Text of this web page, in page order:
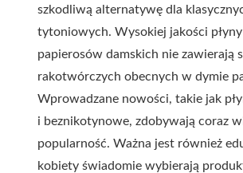
szkodliwą alternatywę dla
tytoniowych. Wysokiej jakości
papierosów damskich nie zawierają
rakotwórczych obecnych w dymie
Wprowadzane nowości, takie jak
i beznikotynowe, zdobywają coraz
popularność. Ważna jest również
kobiety świadomie wybierają